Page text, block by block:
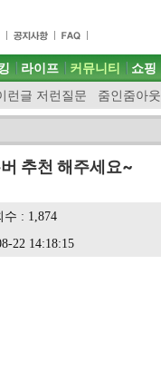
라이프 커뮤니티
런글 저런질문 줌인줌아웃
쇼핑
추천 해주세요~
수 : 1,874
22 14:18:15